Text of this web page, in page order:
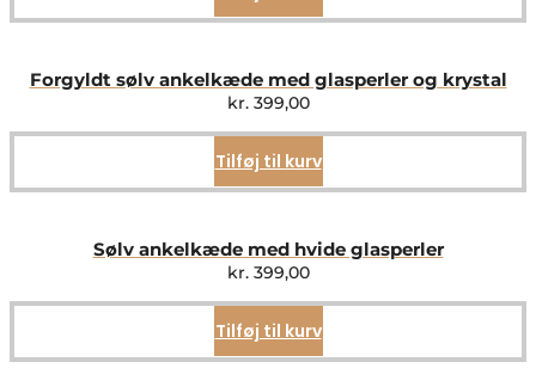
Forgyldt sølv ankelkæde med glasperler og krystal
kr.399,00
Tilføj til kurv
Sølv ankelkæde med hvide glasperler
kr.399,00
Tilføj til kurv